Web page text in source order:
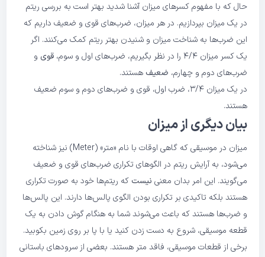
حال که با مفهوم کسرهای میزان آشنا شدید بهتر است به بررسی ریتم
در یک میزان بپردازیم. در هر میزان، ضرب‌های قوی و ضعیف داریم که
این ضرب‌ها به شناخت میزان و شنیدن بهتر ریتم کمک می‌کنند. اگر
یک کسر میزان ۴/۴ را در نظر بگیریم، ضرب‌های اول و سوم،
قوی و
ضرب‌های دوم و چهارم، ضعیف هستند.
در یک میزان ۳/۴، ضرب اول، قوی و ضرب‌های دوم و سوم ضعیف
هستند.
بیان دیگری از میزان
میزان در موسیقی که گاهی اوقات با نام «متر» (Meter) نیز شناخته
می‌شود، به آرایش ریتم در الگوهای تکراری ضرب‌های قوی و ضعیف
می‌گویند. این امر بدان معنی نیست که ریتم‌ها خود به صورت تکراری
هستند بلکه تاکیدی بر تکراری بودن الگوی پالس‌ها دارند. این پالس‌ها
و ضرب‌ها هستند که باعث می‌شوند شما به هنگام گوش دادن به یک
قطعه موسیقی، شروع به دست زدن کنید یا با پا بر روی زمین بکوبید.
برخی از قطعات موسیقی، فاقد متر هستند. بعضی از سرودهای باستانی